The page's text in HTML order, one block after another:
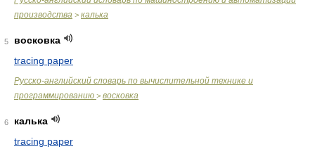
производства > калька
5
восковка
tracing paper
Русско-английский словарь по вычислительной технике и
программированию > восковка
6
калька
tracing paper